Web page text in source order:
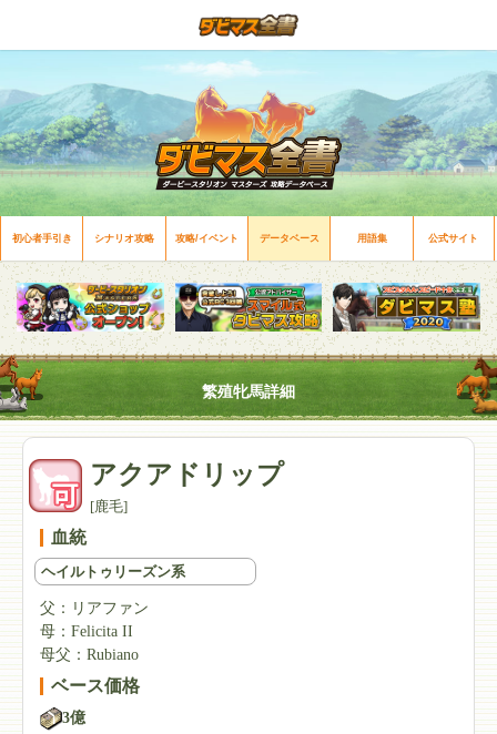
初心者手引き シナリオ攻略 攻略/イベント データベース 用語集 公式サイト
繁殖牝馬詳細
アクアドリップ
[鹿毛]
血統
ヘイルトゥリーズン系
父： リアファン
母： Felicita II
母父： Rubiano
ベース価格
3億